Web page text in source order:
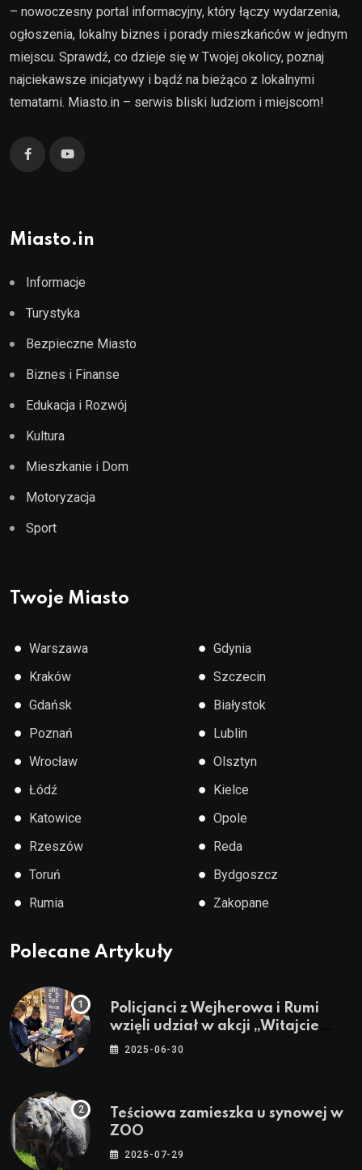
– nowoczesny portal informacyjny, który łączy wydarzenia,
ogłoszenia, lokalny biznes i porady mieszkańców w jednym
miejscu. Sprawdź, co dzieje się w Twojej okolicy, poznaj
najciekawsze inicjatywy i bądź na bieżąco z lokalnymi
tematami. Miasto.in – serwis bliski ludziom i miejscom!
Miasto.in
Informacje
Turystyka
Bezpieczne Miasto
Biznes i Finanse
Edukacja i Rozwój
Kultura
Mieszkanie i Dom
Motoryzacja
Sport
Twoje Miasto
● Warszawa
● Kraków
● Gdańsk
● Poznań
● Wrocław
● Łódź
● Katowice
● Rzeszów
● Toruń
● Rumia
● Gdynia
● Szczecin
● Białystok
● Lublin
● Olsztyn
● Kielce
● Opole
● Reda
● Bydgoszcz
● Zakopane
Polecane Artykuły
Policjanci z Wejherowa i Rumi
wzięli udział w akcji „Witajcie
Wakacje”
2025-06-30
Teściowa zamieszka u synowej w
ZOO
2025-07-29